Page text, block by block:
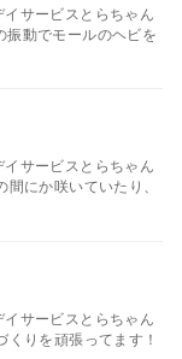
サービスとらちゃん
振動でモールのヘビを
サービスとらちゃん
にか咲いていたり、
サービスとらちゃん
りを頑張ってます！